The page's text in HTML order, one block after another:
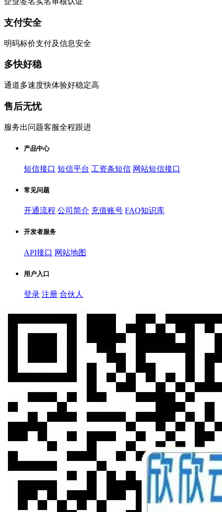
支付安全
明码标价支付及信息安全
多快好稳
通道多速度快体验好稳定高
售后无忧
服务出问题客服全程跟进
产品中心
短信接口 短信平台 工资条短信 网站短信接口
常见问题
开通流程 公司简介 充值账号 FAQ知识库
开发者服务
API接口 网站地图
用户入口
登录 注册 合伙人